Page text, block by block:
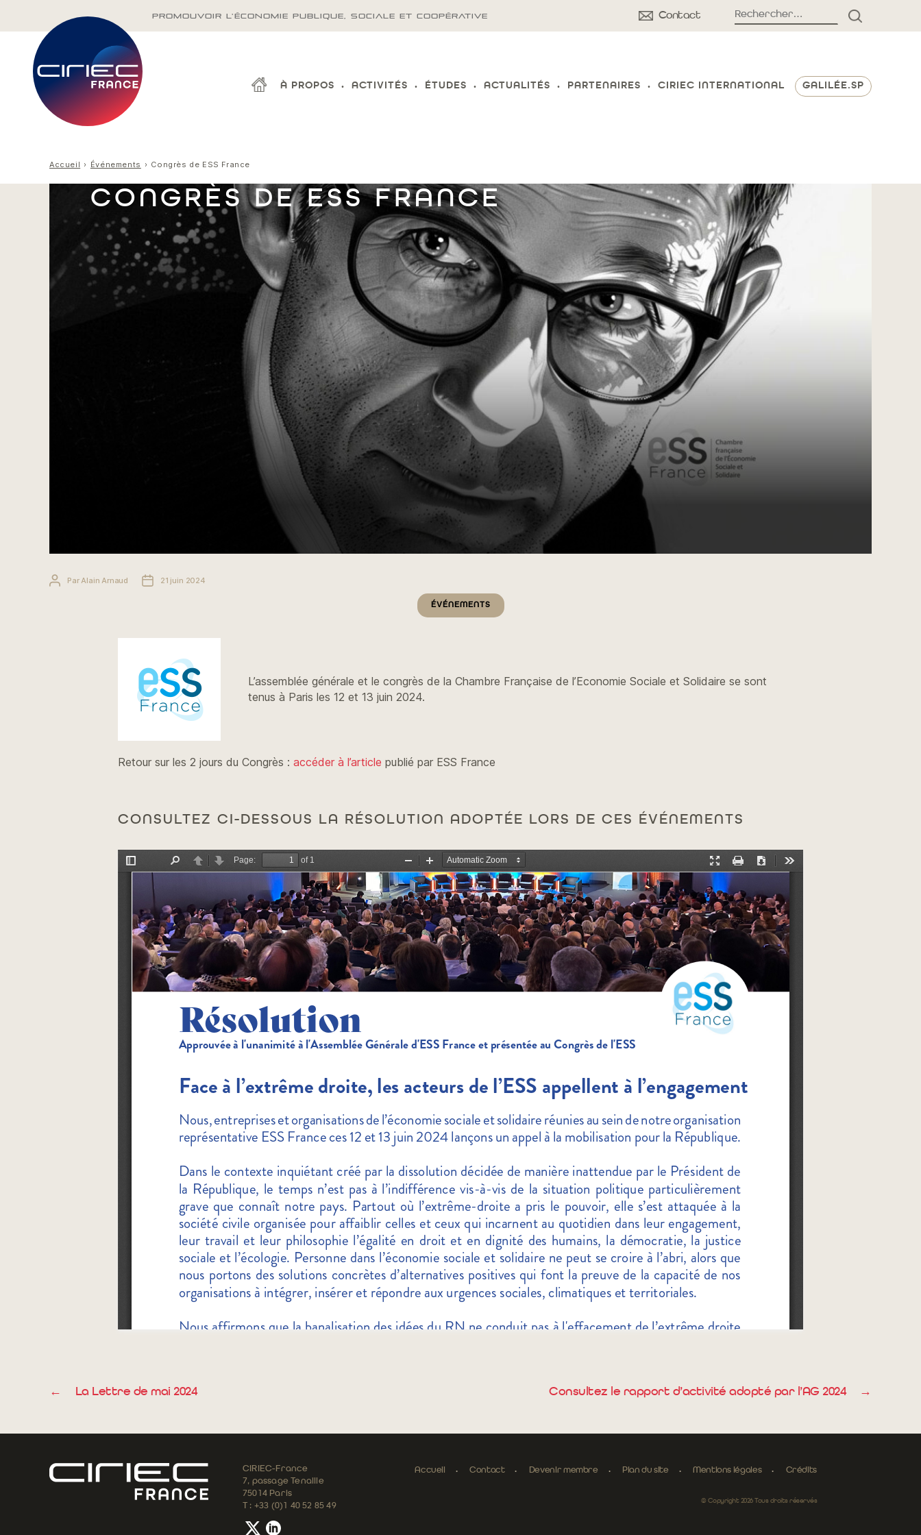
PROMOUVOIR L'ÉCONOMIE PUBLIQUE, SOCIALE ET COOPÉRATIVE Contact Rechercher :
À PROPOS ACTIVITÉS ÉTUDES ACTUALITÉS PARTENAIRES CIRIEC INTERNATIONAL GALILÉE.SP
Accueil Événements Congrès de ESS France
CONGRÈS DE ESS FRANCE
Auteur
ParAlain Arnaud
Date21 juin 2024
Catégories
ÉVÉNEMENTS
L’assemblée générale et le congrès de la Chambre Française de l’Economie Sociale et Solidaire se sont
tenus à Paris les 12 et 13 juin 2024.
Retour sur les 2 jours du Congrès : accéder à l’article publié par ESS France
CONSULTEZ CI-DESSOUS LA RÉSOLUTION ADOPTÉE LORS DE CES ÉVÉNEMENTS
← La Lettre de mai 2024 →
Consultez le rapport d’activité adopté par l’AG 2024
CIRIEC-France
7, passage Tenaille
75014 Paris
T : +33 (0)1 40 52 85 49
Accueil Contact Devenir membre Plan du site Mentions légales Crédits
© Copyright 2026 Tous droits réservés